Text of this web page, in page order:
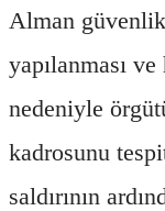
Alman
yapılanması
nedeniyle
kadrosunu
saldırının